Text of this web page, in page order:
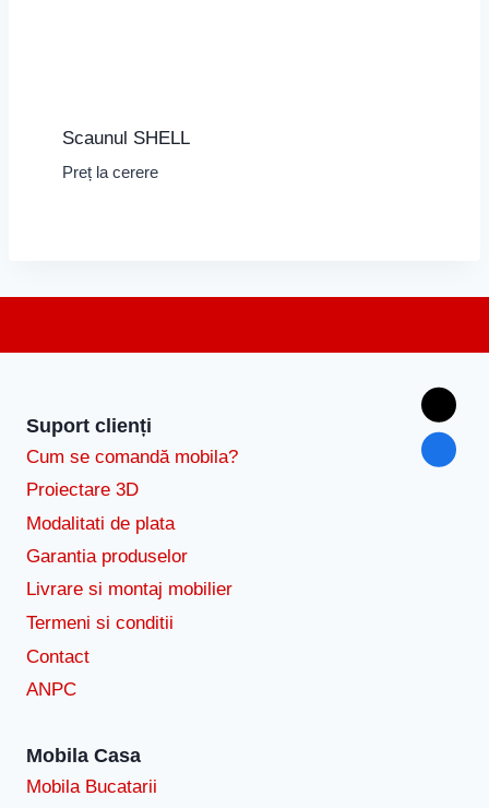
Scaunul SHELL
Preț la cerere
Suport clienți
Cum se comandă mobila?
Proiectare 3D
Modalitati de plata
Garantia produselor
Livrare si montaj mobilier
Termeni si conditii
Contact
ANPC
Mobila Casa
Mobila Bucatarii